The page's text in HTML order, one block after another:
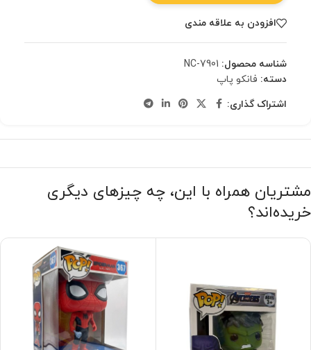
افزودن به علاقه مندی
شناسه محصول: NC-7901
دسته: فانکو پاپ
اشتراک گذاری:
مشتریان همراه با این، چه چیزهای دیگری
خریده‌اند؟